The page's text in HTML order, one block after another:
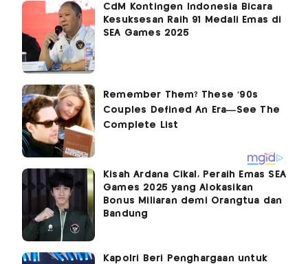
CdM Kontingen Indonesia Bicara
Kesuksesan Raih 91 Medali Emas di
SEA Games 2025
Kisah Ardana Cikal, Peraih Emas SEA
Games 2025 yang Alokasikan
Bonus Miliaran demi Orangtua dan
Bandung
Kapolri Beri Penghargaan untuk